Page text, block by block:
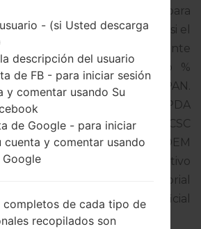
actualización de firmware para
5G, pero no olvide verificar si el
de su teléfono inteligente
de modelo indicado %
del firmware es KDI de JAPAN.
con la versión PDA
y la versión CSC
de MODEM
La versión del sistema operativo
es Android R 11. Tutorial
actualizar el firmware oficial
aquí
- (si Usted descarga
descripción del usuario
de FB - para iniciar sesión
y comentar usando Su
de Google - para iniciar
cuenta y comentar usando
Google
completos de cada tipo de
recopilados son